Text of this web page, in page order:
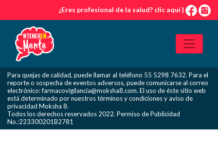
to
content
¿Eres profesional de la salud? clic aquí |
Para quejas de calidad, puede llamar al teléfono 55 5298 7632. Para el
reporte o sospecha de eventos adversos, puede comunicarse al correo
electrónico: farmacovigilancia@moksha8.com. El uso de éste sitio web
está determinado por nuestrostérminos y condicionesyaviso de
privacidad Moksha 8.
Todos los derechos reservados 2022. Permiso de Publicidad
No.:223300201B2781